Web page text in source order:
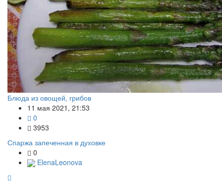
Блюда из овощей, грибов
11 мая 2021, 21:53
0
3953
Спаржа запеченная в духовке
0
ElenaLeonova